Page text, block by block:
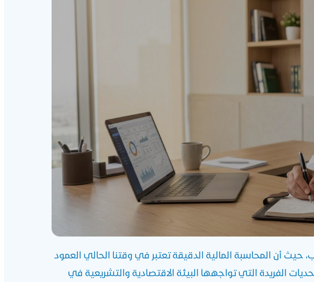
أن المحاسبة المالية الدقيقة تعتبر في وقتنا الحالي العمود
الفريدة التي تواجهها البيئة الاقتصادية والتشريعية في